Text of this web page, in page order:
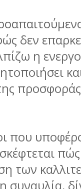
δεν
η
που
των
συναυλία,